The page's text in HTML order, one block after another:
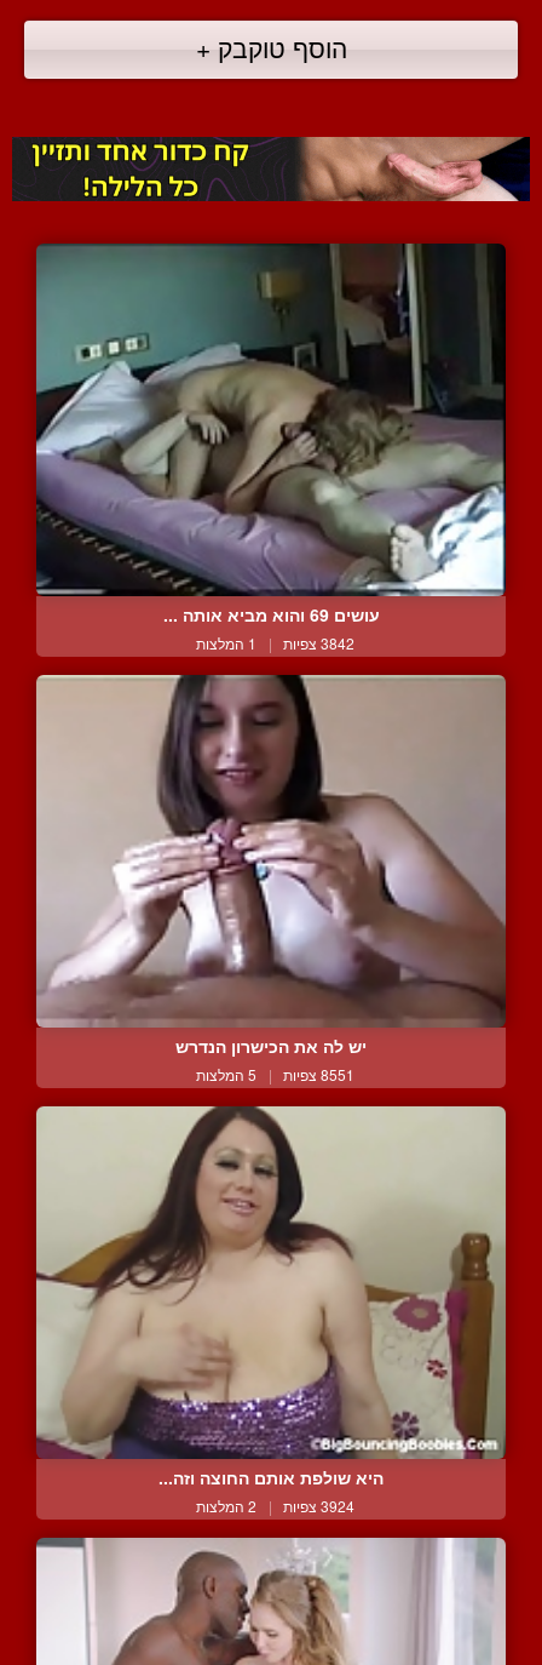
הוסף טוקבק +
עושים 69 והוא מביא אותה ...
3842 צפיות | 1 המלצות
יש לה את הכישרון הנדרש
8551 צפיות | 5 המלצות
היא שולפת אותם החוצה וזה...
3924 צפיות | 2 המלצות